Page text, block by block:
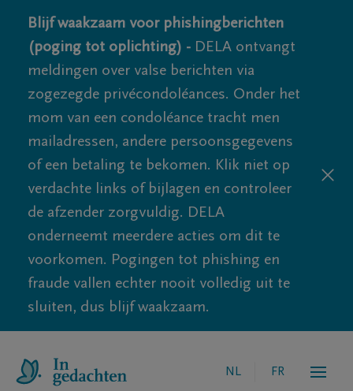
Blijf waakzaam voor phishingberichten
(poging tot oplichting) - DELA ontvangt
meldingen over valse berichten via
zogezegde privécondoléances. Onder het
mom van een condoléance tracht men
mailadressen, andere persoonsgegevens
of een betaling te bekomen. Klik niet op
verdachte links of bijlagen en controleer
de afzender zorgvuldig. DELA
onderneemt meerdere acties om dit te
voorkomen. Pogingen tot phishing en
fraude vallen echter nooit volledig uit te
sluiten, dus blijf waakzaam.
NL FR